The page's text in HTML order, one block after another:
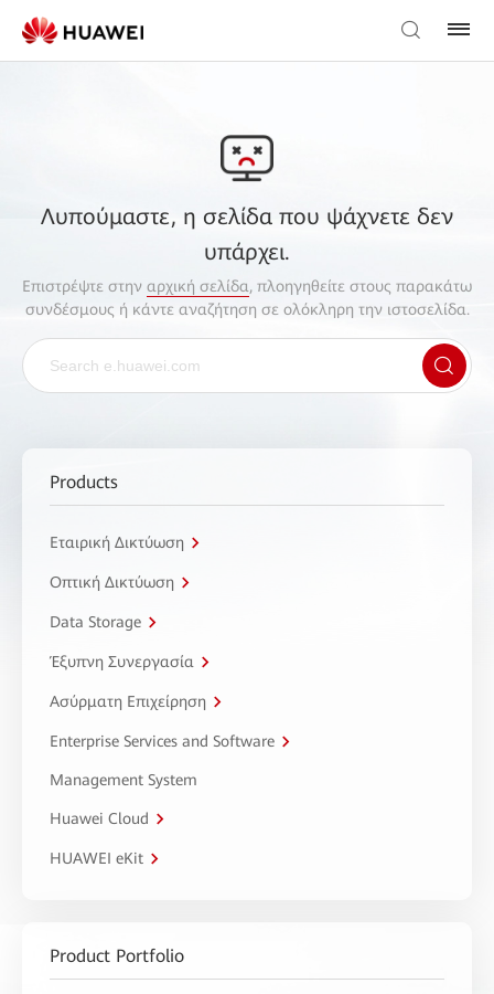
Λυπούμαστε, η σελίδα που ψάχνετε δεν
υπάρχει.
Επιστρέψτε στην αρχική σελίδα, πλοηγηθείτε στους παρακάτω
συνδέσμους ή κάντε αναζήτηση σε ολόκληρη την ιστοσελίδα.
Products
Εταιρική Δικτύωση
Οπτική Δικτύωση
Data Storage
Έξυπνη Συνεργασία
Ασύρματη Επιχείρηση
Enterprise Services and Software
Management System
Huawei Cloud
HUAWEI eKit
Product Portfolio